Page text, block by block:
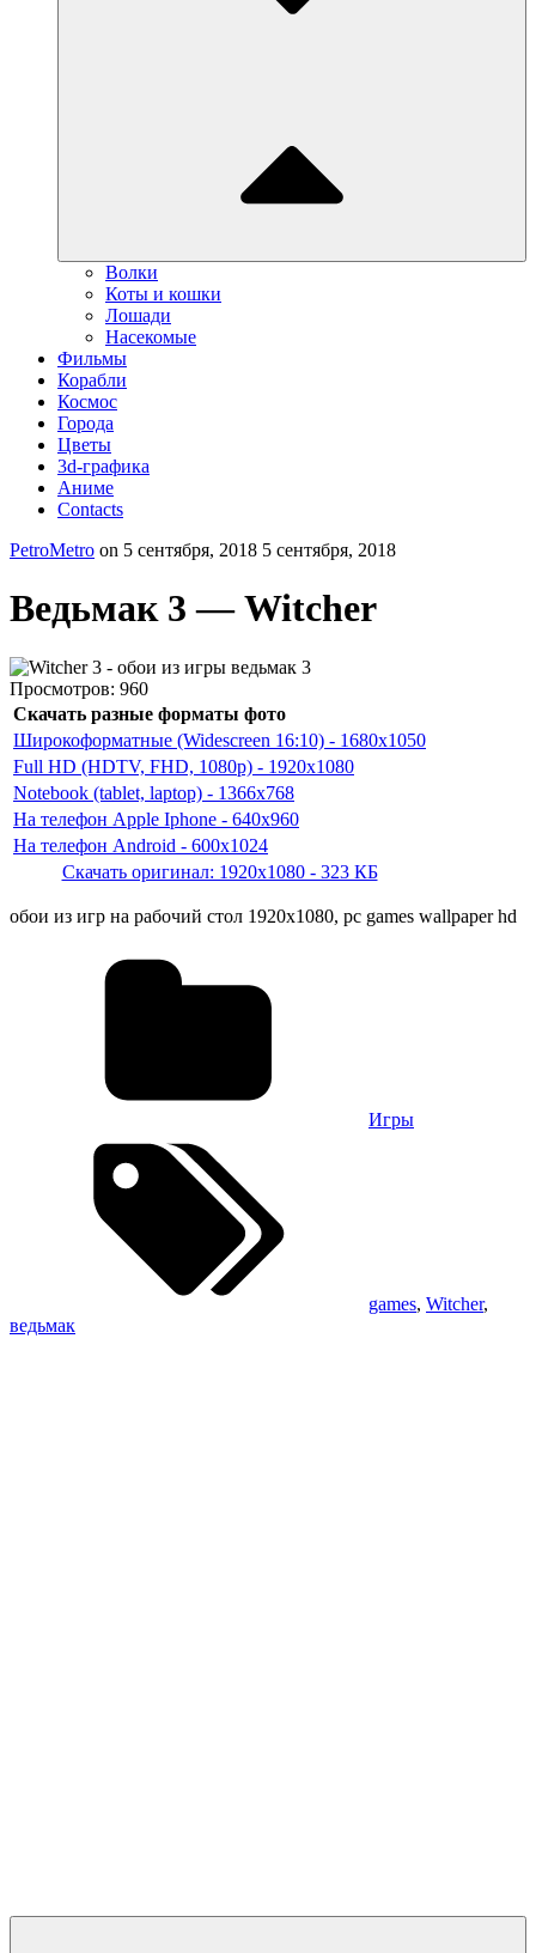
Волки
Коты и кошки
Лошади
Насекомые
Фильмы
Корабли
Космос
Города
Цветы
3d-графика
Аниме
Contacts
PetroMetro on 5 сентября, 2018 5 сентября, 2018
Ведьмак 3 — Witcher
Просмотров: 960
Скачать оригинал: 1920x1080 - 323 КБ
Скачать разные форматы фото
Широкоформатные (Widescreen 16:10) - 1680x1050
Full HD (HDTV, FHD, 1080p) - 1920x1080
Notebook (tablet, laptop) - 1366x768
На телефон Apple Iphone - 640x960
На телефон Android - 600x1024
обои из игр на рабочий стол 1920х1080, pc games wallpaper hd
Игры
games, Witcher,
ведьмак